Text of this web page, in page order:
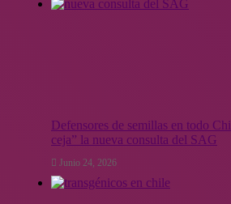
Defensores de semillas en todo
ceja” la nueva consulta del SAG
Junio 24, 2026